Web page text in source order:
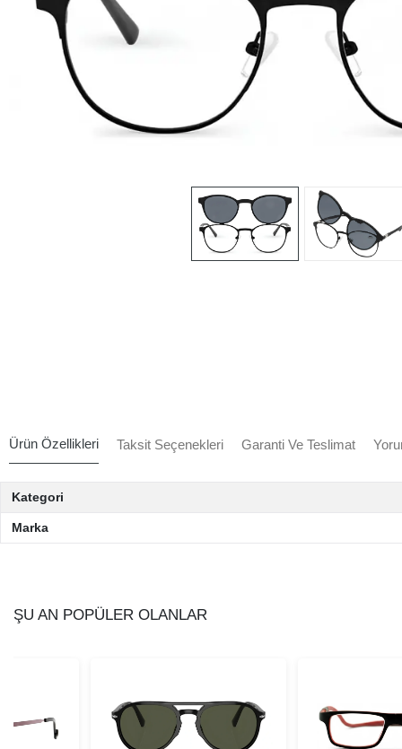
Ürün Özellikleri Taksit Seçenekleri Garanti Ve Teslimat
Kategori
Marka
ŞU AN POPÜLER OLANLAR